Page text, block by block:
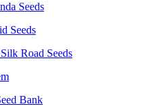
Seeds
Seeds
Road Seeds
Bank